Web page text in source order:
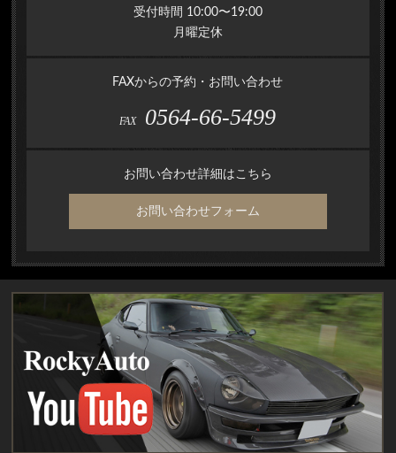
受付時間 10:00〜19:00
月曜定休
FAXからの予約・お問い合わせ
FAX 0564-66-5499
お問い合わせ詳細はこちら
お問い合わせフォーム